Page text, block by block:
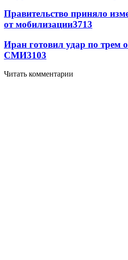
Правительство приняло
от мобилизации3713
Иран готовил удар по трем
СМИ3103
Читать комментарии